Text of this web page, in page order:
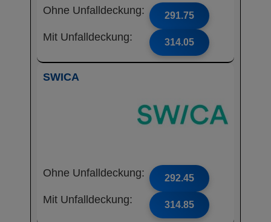
Ohne Unfalldeckung: 291.75
Mit Unfalldeckung: 314.05
SWICA
Ohne Unfalldeckung: 292.45
Mit Unfalldeckung: 314.85